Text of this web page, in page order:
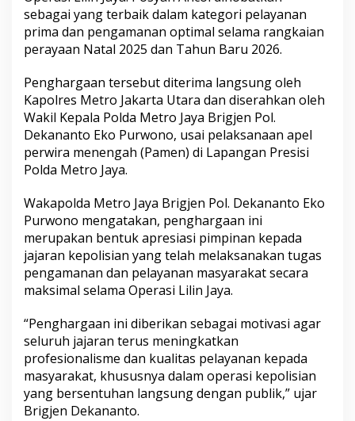
sebagai yang terbaik dalam kategori pelayanan
prima dan pengamanan optimal selama rangkaian
perayaan Natal 2025 dan Tahun Baru 2026.
Penghargaan tersebut diterima langsung oleh
Kapolres Metro Jakarta Utara dan diserahkan oleh
Wakil Kepala Polda Metro Jaya Brigjen Pol.
Dekananto Eko Purwono, usai pelaksanaan apel
perwira menengah (Pamen) di Lapangan Presisi
Polda Metro Jaya.
Wakapolda Metro Jaya Brigjen Pol. Dekananto Eko
Purwono mengatakan, penghargaan ini
merupakan bentuk apresiasi pimpinan kepada
jajaran kepolisian yang telah melaksanakan tugas
pengamanan dan pelayanan masyarakat secara
maksimal selama Operasi Lilin Jaya.
“Penghargaan ini diberikan sebagai motivasi agar
seluruh jajaran terus meningkatkan
profesionalisme dan kualitas pelayanan kepada
masyarakat, khususnya dalam operasi kepolisian
yang bersentuhan langsung dengan publik,” ujar
Brigjen Dekananto.